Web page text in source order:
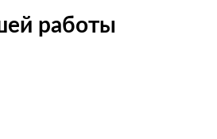
работы